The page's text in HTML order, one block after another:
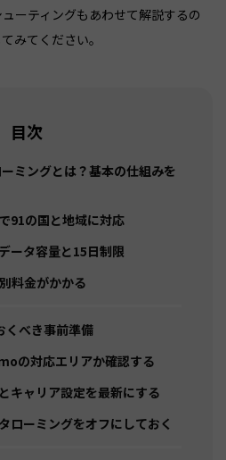
ーティングもあわせて解説するの
みてください。
目次
ミングとは？基本の仕組みを
91の国と地域に対応
ータ容量と15日制限
料金がかかる
くべき事前準備
の対応エリアか確認する
キャリア設定を最新にする
ローミングをオフにしておく